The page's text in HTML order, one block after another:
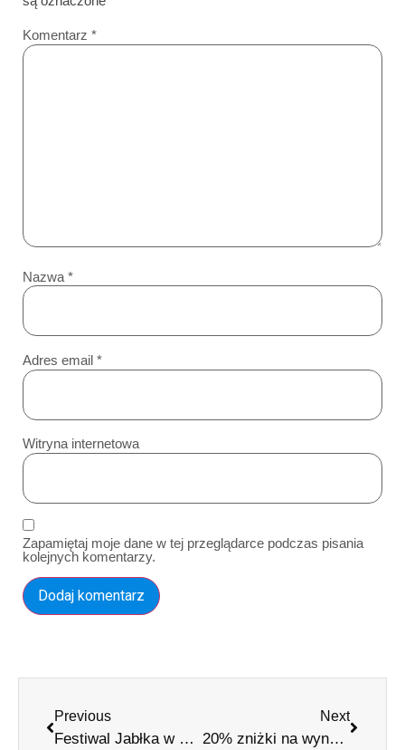
Komentarz *
Nazwa *
Adres email *
Witryna internetowa
Zapamiętaj moje dane w tej przeglądarce podczas pisania
kolejnych komentarzy.
Previous
Festiwal Jabłka w Camacha: Święto tradycji Madery
Next
20% zniżki na wynajem samochodów na Maderze w listopadzie